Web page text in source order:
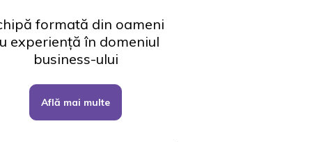
formată din oameni
experiență în domeniul
business-ului
Află mai multe